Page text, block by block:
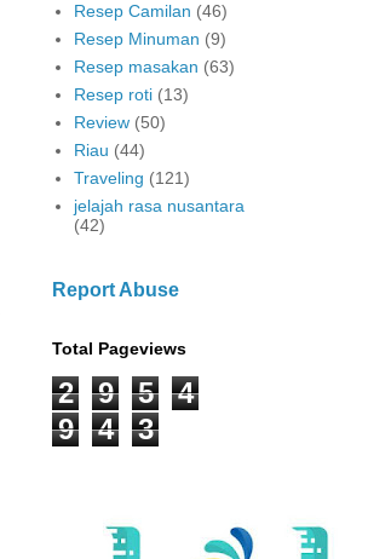
Resep Camilan (46)
Resep Minuman (9)
Resep masakan (63)
Resep roti (13)
Review (50)
Riau (44)
Traveling (121)
jelajah rasa nusantara
(42)
Report Abuse
Total Pageviews
2 9 5
4
9
4 3